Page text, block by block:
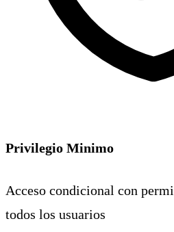
Privilegio Minimo
Acceso condicional con
todos los usuarios